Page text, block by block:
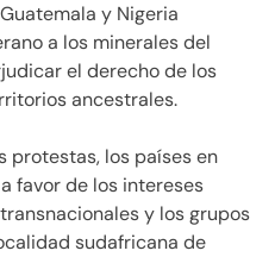
y Nigeria
a los minerales del
el derecho de los
ancestrales.
protestas, los países en
favor de los intereses
y los grupos
sudafricana de